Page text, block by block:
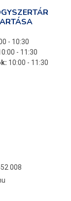
- 10:30
- 11:30
10:00 - 11:30
008